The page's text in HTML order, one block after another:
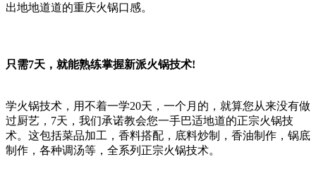
出地地道道的重庆火锅口感。
只需7天，就能熟练掌握新派火锅技术!
学火锅技术，用不着一学20天，一个月的，就算您从来没有做
过厨艺，7天，我们承诺教会您一手巴适地道的正宗火锅技
术。这包括菜品加工，香料搭配，底料炒制，香油制作，锅底
制作，各种调汤等，全系列正宗火锅技术。